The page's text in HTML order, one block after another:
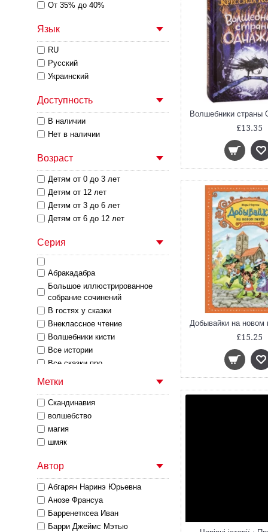
От 35% до 40%
Язык
RU
Русский
Украинский
Доступность
В наличии
Нет в наличии
Возраст
Детям от 0 до 3 лет
Детям от 12 лет
Детям от 3 до 6 лет
Детям от 6 до 12 лет
Серия
Абракадабра
Большое иллюстрированное
собрание сочинений
В гостях у сказки
Внеклассное чтение
Волшебники кисти
Все истории
Все сказки про...
Ридделла
Детск. Таинственная посылка.
Фантастические приключения
Золотые сказки для детей
Как приручить дракона*
Книги Астрид Линдгрен
Книжки-картинки
Книжные истории
Литературные сказки для
младших школьников
Любимые советские книжки
Метки
Скандинавия
волшебство
магия
шмяк
Автор
Абгарян Наринэ Юрьевна
Анозе Франсуа
Барренетксеа Иван
Барри Джеймс Мэтью
£13.35
£15.25